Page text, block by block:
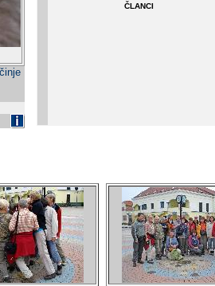
ČLANCI